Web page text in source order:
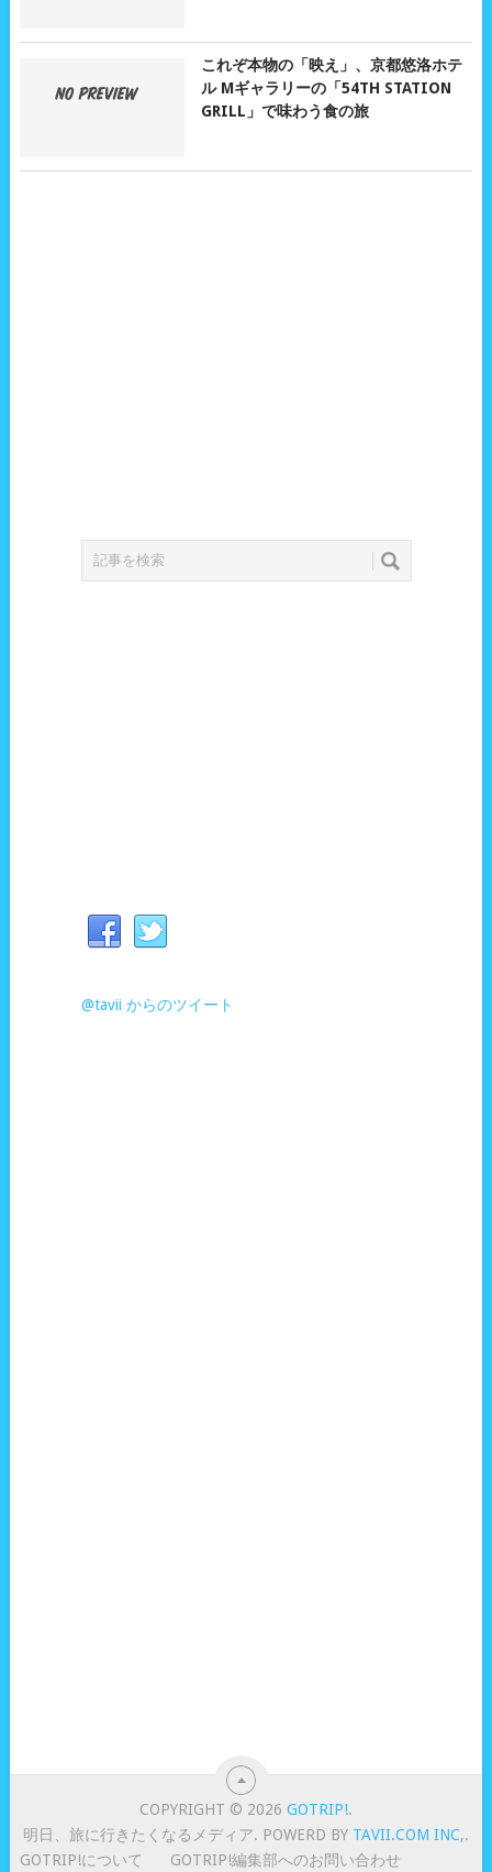
これぞ本物の「映え」、京都悠洛ホテ
ル Mギャラリーの「54TH STATION
GRILL」で味わう食の旅
@tavii からのツイート
COPYRIGHT © 2026GOTRIP!.
明日、旅に行きたくなるメディア. POWERD BY TAVII.COM INC,.
GOTRIP!について
GOTRIP!編集部へのお問い合わせ